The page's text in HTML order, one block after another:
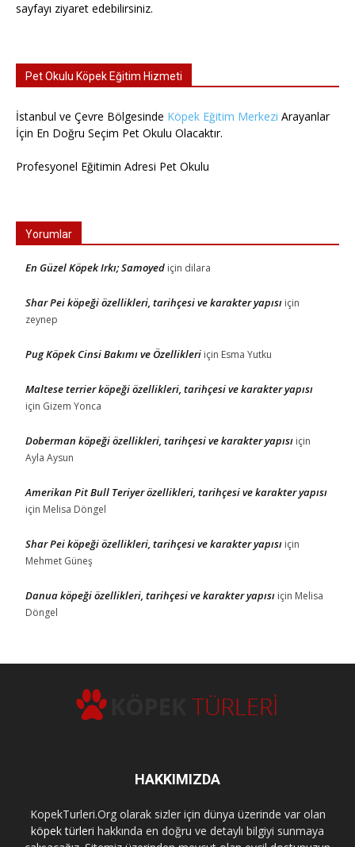
sayfayı ziyaret edebilirsiniz.
Pet Okulu Köpek Eğitim Hizmeti
İstanbul ve Çevre Bölgesinde Köpek Eğitim Merkezi Arayanlar
İçin En Doğru Seçim Pet Okulu Olacaktır.
Profesyonel Eğitimin Adresi Pet Okulu
Yorumlar
En Güzel Köpek Irkı; Samoyed için dilara
Shar Pei köpeği özellikleri, tarihçesi ve karakter yapısı için
zeynep
Pug Köpek Cinsi Bakımı ve Özellikleri için Esma Yutku
Maltese terrier köpeği özellikleri, tarihçesi ve karakter yapısı
için Gizem Yonca
Doberman köpeği özellikleri, tarihçesi ve karakter yapısı için
Ayla Aysun
Amerikan Pit Bull Teriyer özellikleri, tarihçesi ve karakter yapısı
için Melisa Döngel
Shar Pei köpeği özellikleri, tarihçesi ve karakter yapısı için
Mehmet Güneş
Danua köpeği özellikleri, tarihçesi ve karakter yapısı için Melisa
Döngel
HAKKIMIZDA
KopekTurleri.Org olarak sizler için dünya üzerinde var olan
köpek türleri hakkında en doğru ve detaylı bilgiyi sunmaya